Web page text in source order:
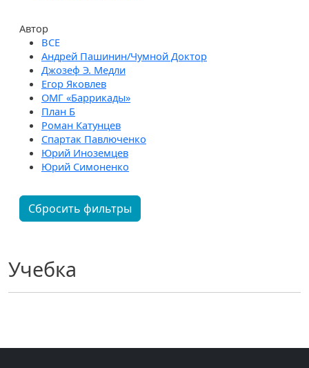
Учебка
Автор
Андрей Пашинин/Чумной Доктор
Джозеф Э. Медли
Егор Яковлев
ОМГ «Баррикады»
План Б
Роман Катунцев
Спартак Павлюченко
Юрий Иноземцев
Юрий Симоненко
Сбросить фильтры